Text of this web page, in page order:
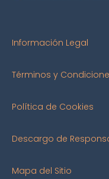
Información Legal
Términos y
Política de Cookies
Descargo de
Mapa del Sitio